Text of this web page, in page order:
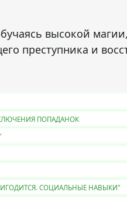
высокой
преступника и
ПОПАДАНОК
СОЦИАЛЬНЫЕ НАВЫКИ"